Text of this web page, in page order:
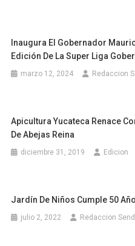
Inaugura El Gobernador
Edición De La Super Liga
marzo 12, 2024 Redaccion
Apicultura Yucateca Renace
De Abejas Reina
diciembre 31, 2019 Edicion
Jardín De Niños Cumple 50
julio 2, 2022 Redaccion